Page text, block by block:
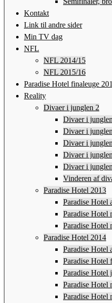
Kontakt
Link til andre sider
Min TV dag
NFL
NFL 2014/15
NFL 2015/16
Paradise Hotel finaleuge
Reality
Divaer i junglen 2
Divaer i
Divaer i
Divaer i
Divaer i
Divaer i
Vinderen af
Paradise Hotel 2013
Paradise Hotel
Paradise Hotel
Paradise Hotel
Paradise Hotel 2014
Paradise Hotel
Paradise Hotel
Paradise Hotel
Paradise Hotel
Paradise Hotel